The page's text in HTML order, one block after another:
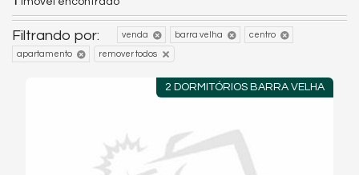
Filtrando por: venda barra velha centro
apartamento remover todos
2 DORMITÓRIOS BARRA VELHA